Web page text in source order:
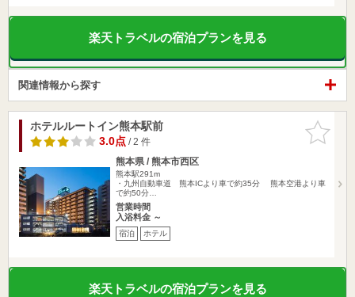
楽天トラベルの宿泊プランを見る
関連情報から探す
お気に入
りに追加
ホテルルートイン熊本駅前
3.0点/ 2 件
熊本県 / 熊本市西区
熊本駅291m
・九州自動車道 熊本ICより車で約35分 熊本空港より車
で約50分…
営業時間
入浴料金 ～
宿泊 ホテル
楽天トラベルの宿泊プランを見る